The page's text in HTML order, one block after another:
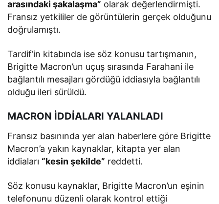
arasındaki şakalaşma” olarak değerlendirmişti.
Fransız yetkililer de görüntülerin gerçek olduğunu
doğrulamıştı.
Tardif’in kitabında ise söz konusu tartışmanın,
Brigitte Macron’un uçuş sırasında Farahani ile
bağlantılı mesajları gördüğü iddiasıyla bağlantılı
olduğu ileri sürüldü.
MACRON İDDİALARI YALANLADI
Fransız basınında yer alan haberlere göre Brigitte
Macron’a yakın kaynaklar, kitapta yer alan
iddiaları “kesin şekilde” reddetti.
Söz konusu kaynaklar, Brigitte Macron’un eşinin
telefonunu düzenli olarak kontrol ettiği